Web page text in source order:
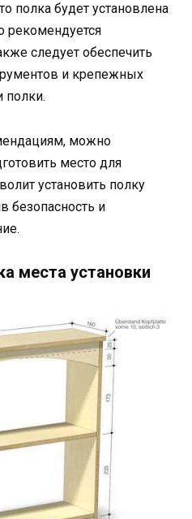
полка будет установлена
рекомендуется
следует обеспечить
и крепежных
полки.
можно
место для
установить полку
безопасность и
места установки